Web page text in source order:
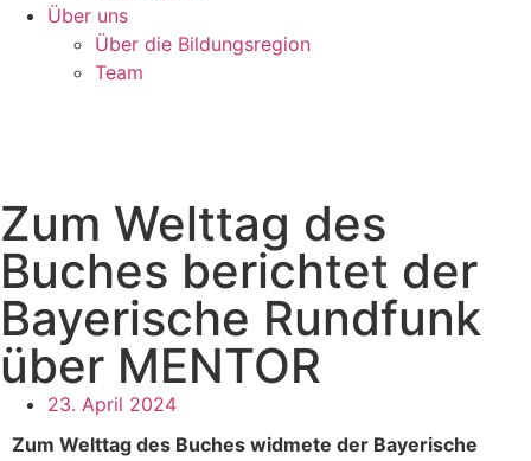
Über uns
Über die Bildungsregion
Team
Zum Welttag des
Buches berichtet der
Bayerische Rundfunk
über MENTOR
23. April 2024
Zum Welttag des Buches widmete der Bayerische